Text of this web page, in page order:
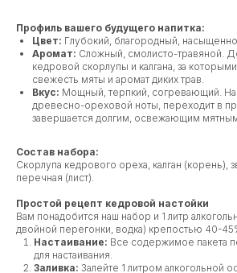
Профиль вашего будущего напитка:
Цвет: Глубокий, благородный,
Аромат: Сложный, смолисто-травяной.
кедровой скорлупы и калгана, за
свежесть мяты и аромат диких трав.
Вкус: Мощный, терпкий, согревающий.
древесно-ореховой ноты, переходит в
завершается долгим, освежающим
Состав набора:
Скорлупа кедрового ореха, калган (корень),
перечная (лист).
Простой рецепт кедровой настойки
Вам понадобится наш набор и 1 литр
двойной перегонки, водка) крепостью 40-
Настаивание: Все содержимое пакета
для настаивания.
Заливка: Залейте 1 литром алкогольной